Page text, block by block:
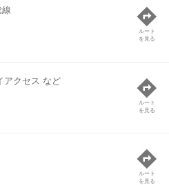
ルート
を見る
アクセス など
ルート
を見る
ルート
を見る